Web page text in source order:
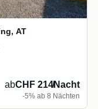
, AT
abCHF 214/Nacht
-5% ab 8 Nächten